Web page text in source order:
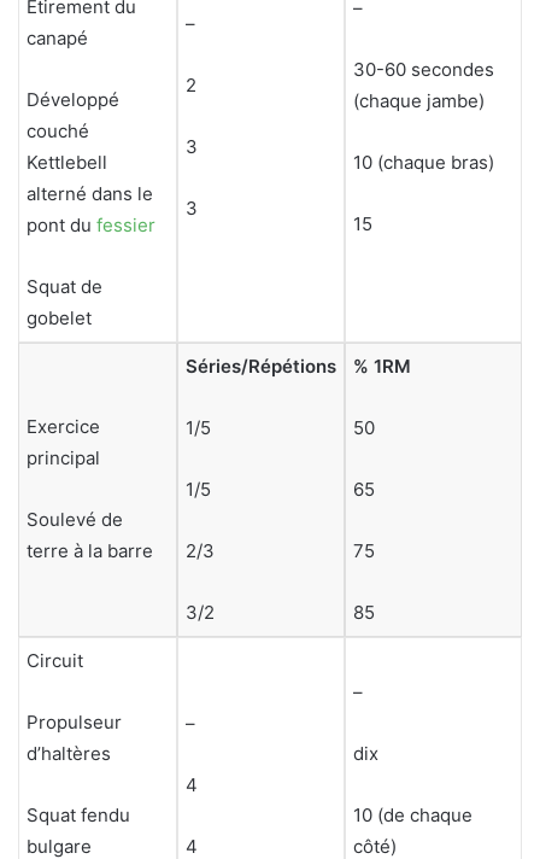
Étirement du
canapé
Développé
couché
Kettlebell
alterné dans le
pont du fessier
Squat de
gobelet
–
2
3
3
–
30-60 secondes
(chaque jambe)
10 (chaque bras)
15
Exercice
principal
Soulevé de
terre à la barre
Séries/Répétions
1/5
1/5
2/3
3/2
% 1RM
50
65
75
85
Circuit
Propulseur
d’haltères
Squat fendu
bulgare
–
4
4
–
dix
10 (de chaque
côté)